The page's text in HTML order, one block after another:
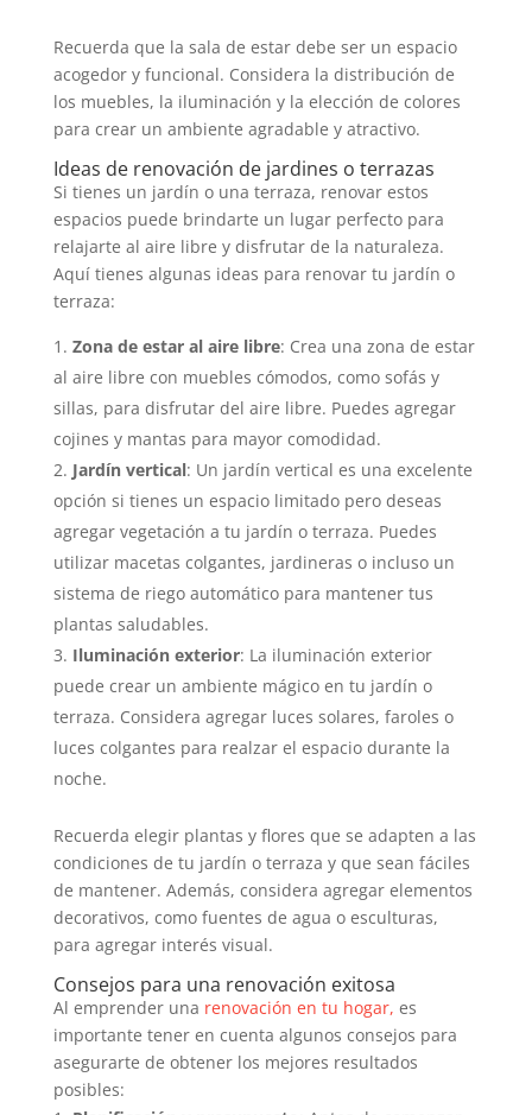
Recuerda que la sala de estar debe ser un espacio
acogedor y funcional. Considera la distribución de
los muebles, la iluminación y la elección de colores
para crear un ambiente agradable y atractivo.
Ideas de renovación de jardines o terrazas
Si tienes un jardín o una terraza, renovar estos
espacios puede brindarte un lugar perfecto para
relajarte al aire libre y disfrutar de la naturaleza.
Aquí tienes algunas ideas para renovar tu jardín o
terraza:
Zona de estar al aire libre: Crea una zona de estar
al aire libre con muebles cómodos, como sofás y
sillas, para disfrutar del aire libre. Puedes agregar
cojines y mantas para mayor comodidad.
Jardín vertical: Un jardín vertical es una excelente
opción si tienes un espacio limitado pero deseas
agregar vegetación a tu jardín o terraza. Puedes
utilizar macetas colgantes, jardineras o incluso un
sistema de riego automático para mantener tus
plantas saludables.
Iluminación exterior: La iluminación exterior
puede crear un ambiente mágico en tu jardín o
terraza. Considera agregar luces solares, faroles o
luces colgantes para realzar el espacio durante la
noche.
Recuerda elegir plantas y flores que se adapten a las
condiciones de tu jardín o terraza y que sean fáciles
de mantener. Además, considera agregar elementos
decorativos, como fuentes de agua o esculturas,
para agregar interés visual.
Consejos para una renovación exitosa
Al emprender una renovación en tu hogar, es
importante tener en cuenta algunos consejos para
asegurarte de obtener los mejores resultados
posibles: